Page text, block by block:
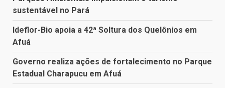
sustentável no Pará
Ideflor-Bio apoia a 42ª Soltura dos Quelônios em
Afuá
Governo realiza ações de fortalecimento no Parque
Estadual Charapucu em Afuá